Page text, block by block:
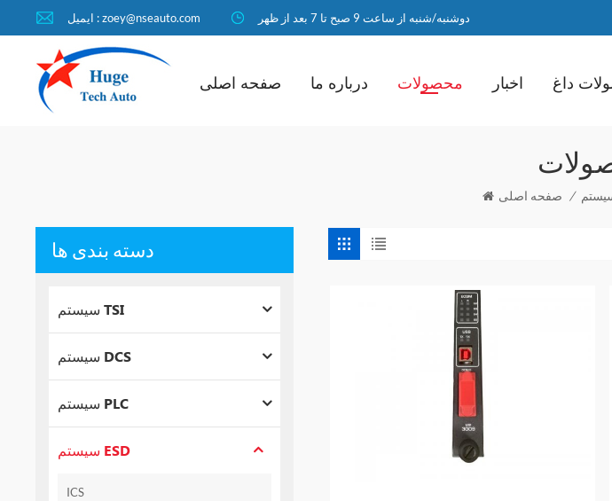
ایمیل : zoey@nseauto.com دوشنبه/شنبه از ساعت 9 صبح تا 7 بعد از ظهر
صفحه اصلی درباره ما محصولات اخبار داغ
صفحه اصلی /
دسته بندی ها
سیستم TSI
سیستم DCS
سیستم PLC
سیستم ESD
ICS